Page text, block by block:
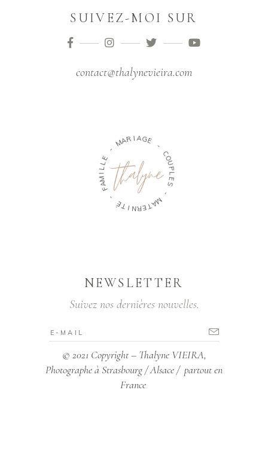
SUIVEZ-MOI SUR
contact@thalynevieira.com
- MARIA GE
-
C
O
U
P
L
E
S
-
M
A
T
E
R
N
I
T
É
-
F
A
M
I
L
LE
NEWSLETTER
Suivez nos dernières nouvelles.
© 2021 Copyright – Thalyne VIEIRA,
Photographe à Strasbourg / Alsace / partout en
France